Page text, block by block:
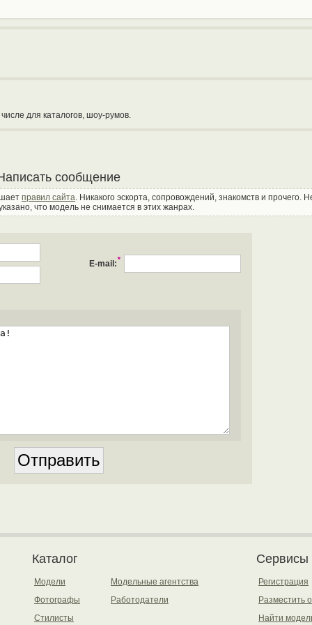
для каталогов, шоу-румов.
сообщение
правил сайта. Никакого эскорта, сопровождений, знакомств и прочего.
что модель не снимается в этих жанрах.
E-mail:*
Каталог
Модели
Фотографы
Стилисты
Модельные агентства
Работодатели
Сервисы
Регистрация
Разместить
Найти